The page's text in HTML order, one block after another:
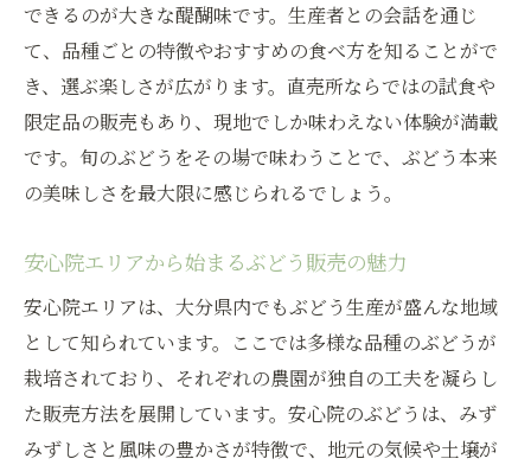
旬のぶどう販売と共に知るカルチャーの深
み
家族で楽しむ大分のぶどう狩りガイド
ぶどう販売の現場で家族向け体験を満喫し
よう
ド
安心院ぶどう狩りと販売のベストシーズン
情報
家族で楽しむぶどう販売と食べ放題プラン
できるのが大きな醍醐味です。生産者との会話を通じ
て、品種ごとの特徴やおすすめの食べ方を知ることがで
き、選ぶ楽しさが広がります。直売所ならではの試食や
限定品の販売もあり、現地でしか味わえない体験が満載
です。旬のぶどうをその場で味わうことで、ぶどう本来
の美味しさを最大限に感じられるでしょう。
安心院エリアから始まるぶどう販売の魅力
安心院エリアは、大分県内でもぶどう生産が盛んな地域
として知られています。ここでは多様な品種のぶどうが
栽培されており、それぞれの農園が独自の工夫を凝らし
た販売方法を展開しています。安心院のぶどうは、みず
みずしさと風味の豊かさが特徴で、地元の気候や土壌が